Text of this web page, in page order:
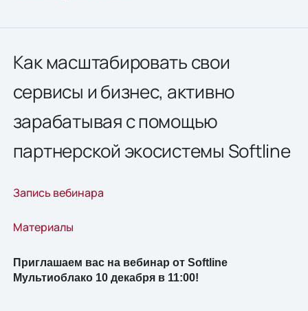
Как масштабировать свои
сервисы и бизнес, активно
зарабатывая с помощью
партнерской экосистемы Softline
Запись вебинара
Материалы
Приглашаем вас на вебинар от Softline
Мультиоблако 10 декабря в 11:00!